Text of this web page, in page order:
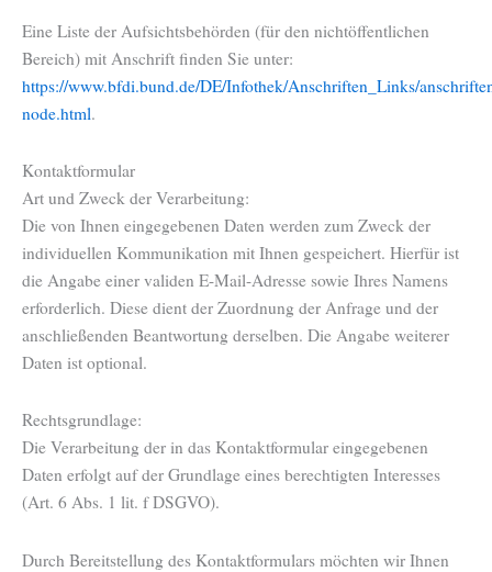
Eine Liste der Aufsichtsbehörden (für den nichtöffentlichen
Bereich) mit Anschrift finden Sie unter:
https://www.bfdi.bund.de/DE/Infothek/Anschriften_Links/
node.html.
Kontaktformular
Art und Zweck der Verarbeitung:
Die von Ihnen eingegebenen Daten werden zum Zweck der
individuellen Kommunikation mit Ihnen gespeichert. Hierfür ist
die Angabe einer validen E-Mail-Adresse sowie Ihres Namens
erforderlich. Diese dient der Zuordnung der Anfrage und der
anschließenden Beantwortung derselben. Die Angabe weiterer
Daten ist optional.
Rechtsgrundlage:
Die Verarbeitung der in das Kontaktformular eingegebenen
Daten erfolgt auf der Grundlage eines berechtigten Interesses
(Art. 6 Abs. 1 lit. f DSGVO).
Durch Bereitstellung des Kontaktformulars möchten wir Ihnen